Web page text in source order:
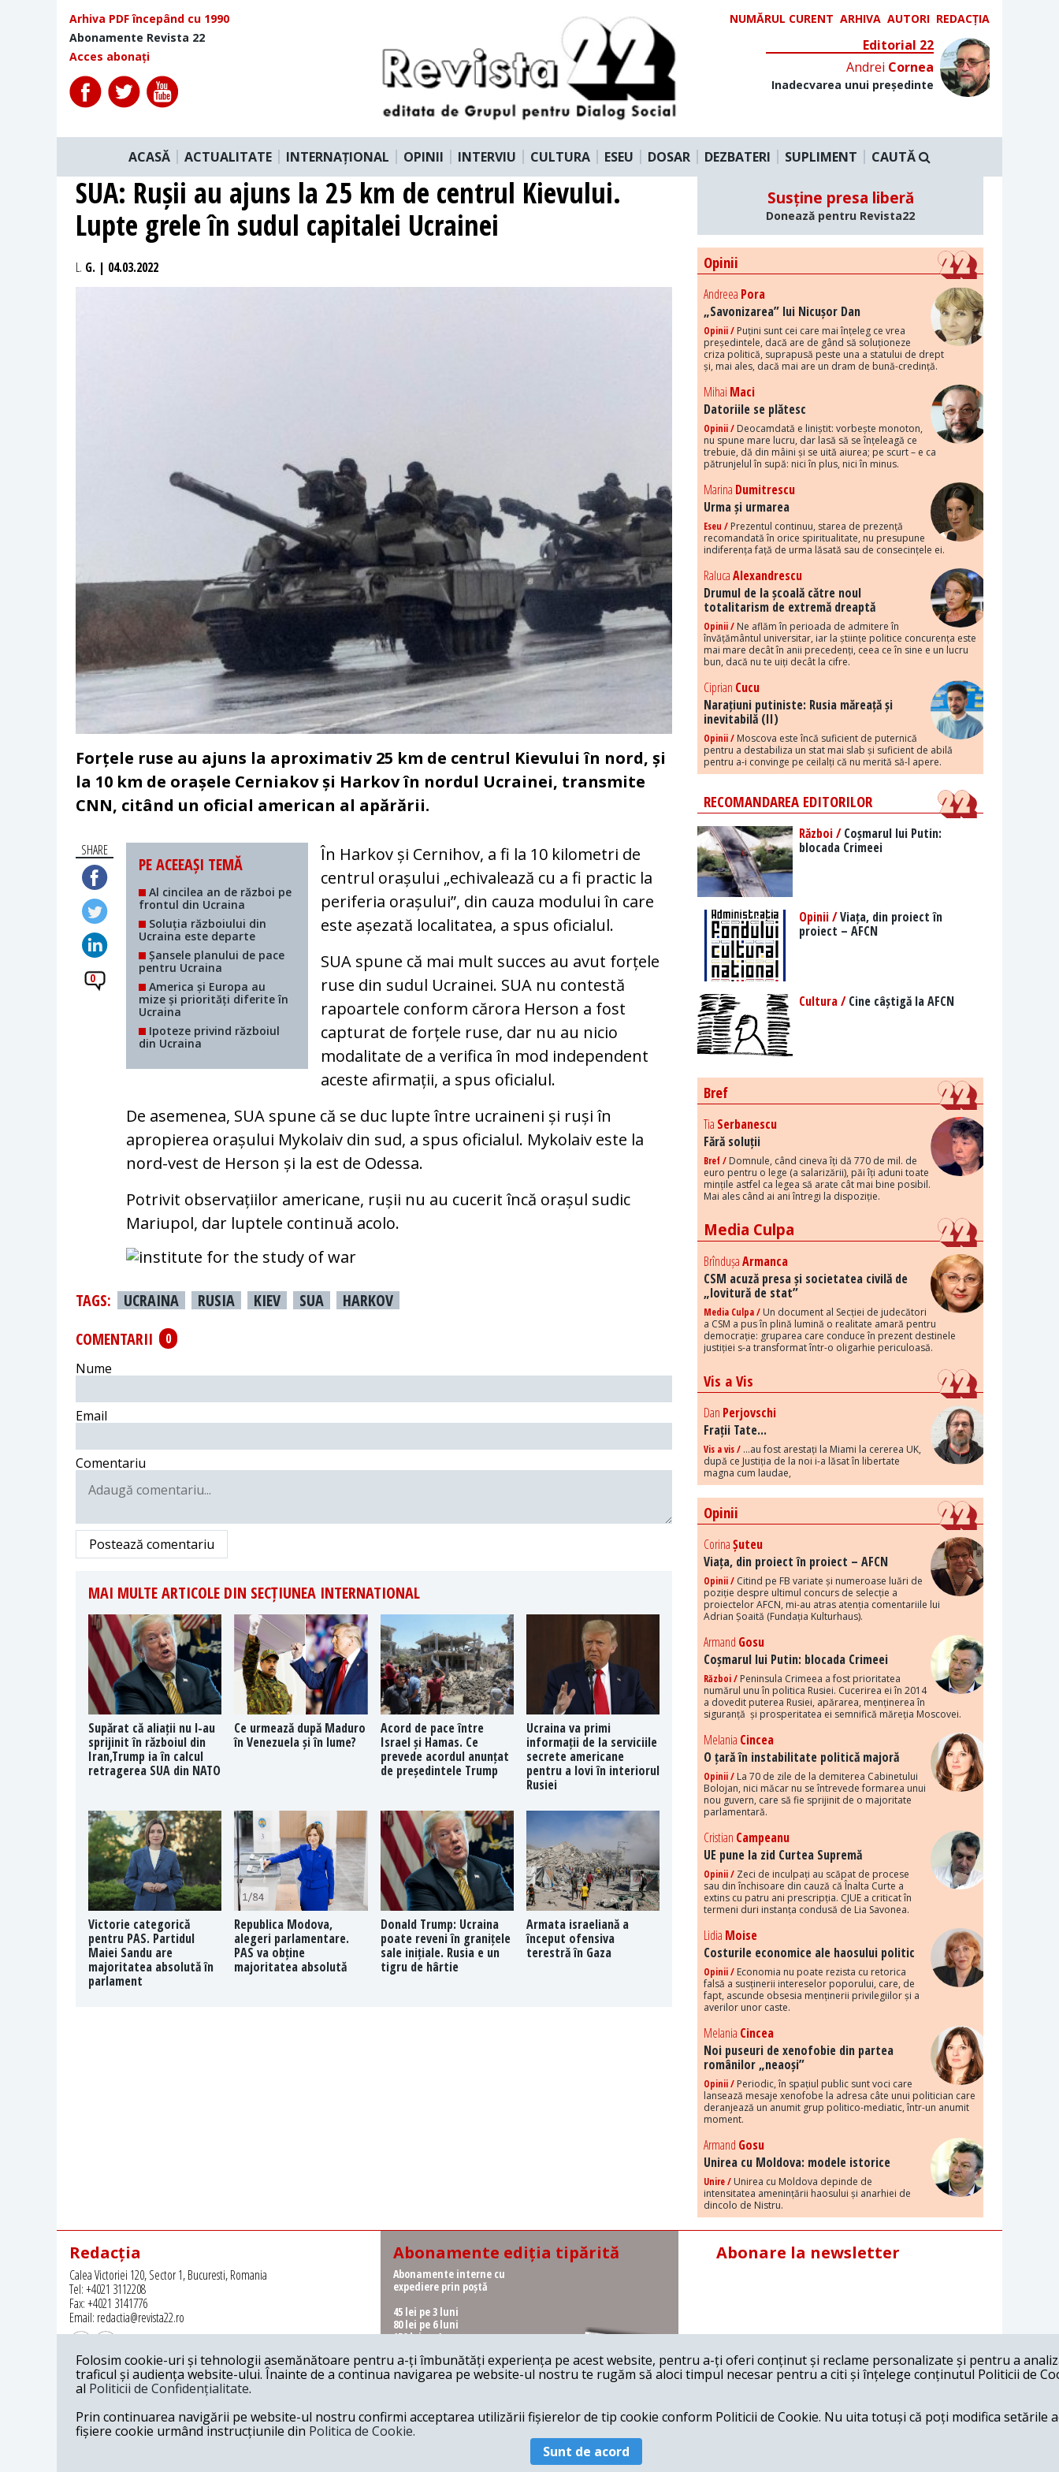
Arhiva PDF începând cu 1990
Abonamente Revista 22
Acces abonați
NUMĂRUL CURENT ARHIVA AUTORI REDACȚIA
Editorial 22
Andrei Cornea
Inadecvarea unui președinte
ACASĂ ACTUALITATE INTERNAȚIONAL OPINII INTERVIU CULTURA ESEU DOSAR DEZBATERI SUPLIMENT CAUTĂ
SUA: Rușii au ajuns la 25 km de centrul Kievului.
Lupte grele în sudul capitalei Ucrainei
L. G. | 04.03.2022
Forțele ruse au ajuns la aproximativ 25 km de centrul Kievului în nord, și
la 10 km de orașele Cerniakov și Harkov în nordul Ucrainei, transmite
CNN, citând un oficial american al apărării.
SHARE
0
PE ACEEAȘI TEMĂ
Al cincilea an de război pe
frontul din Ucraina
Soluția războiului din
Ucraina este departe
Șansele planului de pace
pentru Ucraina
America și Europa au
mize și priorități diferite în
Ucraina
Ipoteze privind războiul
din Ucraina
În Harkov și Cernihov, a fi la 10 kilometri de
centrul orașului „echivalează cu a fi practic la
periferia orașului”, din cauza modului în care
este așezată localitatea, a spus oficialul.
SUA spune că mai mult succes au avut forțele
ruse din sudul Ucrainei. SUA nu contestă
rapoartele conform cărora Herson a fost
capturat de forțele ruse, dar nu au nicio
modalitate de a verifica în mod independent
aceste afirmații, a spus oficialul.
De asemenea, SUA spune că se duc lupte între ucraineni și ruși în
apropierea orașului Mykolaiv din sud, a spus oficialul. Mykolaiv este la
nord-vest de Herson și la est de Odessa.
Potrivit observațiilor americane, rușii nu au cucerit încă orașul sudic
Mariupol, dar luptele continuă acolo.
TAGS: UCRAINA RUSIA KIEV SUA
HARKOV
COMENTARII
0
Nume
Email
Comentariu
Postează comentariu
MAI MULTE ARTICOLE DIN SECȚIUNEA INTERNATIONAL
Supărat că aliații nu l-au
sprijinit în războiul din
Iran,Trump ia în calcul
retragerea SUA din NATO
Ce urmează după Maduro
în Venezuela și în lume?
Acord de pace între
Israel și Hamas. Ce
prevede acordul anunțat
de președintele Trump
Ucraina va primi
informații de la serviciile
secrete americane
pentru a lovi în interiorul
Rusiei
Victorie categorică
pentru PAS. Partidul
Maiei Sandu are
majoritatea absolută în
parlament
Republica Modova,
alegeri parlamentare.
PAS va obține
majoritatea absolută
Donald Trump: Ucraina
poate reveni în granițele
sale inițiale. Rusia e un
tigru de hârtie
Armata israeliană a
început ofensiva
terestră în Gaza
Susține presa liberă
Donează pentru Revista22
Opinii
Andreea Pora
„Savonizarea” lui Nicușor Dan
Opinii / Puțini sunt cei care mai înțeleg ce vrea
președintele, dacă are de gând să soluționeze
criza politică, suprapusă peste una a statului de drept
și, mai ales, dacă mai are un dram de bună-credință.
Mihai Maci
Datoriile se plătesc
Opinii / Deocamdată e liniștit: vorbește monoton,
nu spune mare lucru, dar lasă să se înțeleagă ce
trebuie, dă din mâini și se uită aiurea; pe scurt – e ca
pătrunjelul în supă: nici în plus, nici în minus.
Marina Dumitrescu
Urma și urmarea
Eseu / Prezentul continuu, starea de prezență
recomandată în orice spiritualitate, nu presupune
indiferența față de urma lăsată sau de consecințele ei.
RalucaAlexandrescu
Drumul de la școală către noul
totalitarism de extremă dreaptă
Opinii / Ne aflăm în perioada de admitere în
învățământul universitar, iar la științe politice concurența este
mai mare decât în anii precedenți, ceea ce în sine e un lucru
bun, dacă nu te uiți decât la cifre.
Ciprian Cucu
Narațiuni putiniste: Rusia măreață și
inevitabilă (II)
Opinii / Moscova este încă suficient de puternică
pentru a destabiliza un stat mai slab și suficient de abilă
pentru a-i convinge pe ceilalți că nu merită să-l apere.
RECOMANDAREA EDITORILOR
Război /Coșmarul lui Putin:
blocada Crimeei
Opinii /Viața, din proiect în
proiect – AFCN
Cultura /Cine câștigă la AFCN
Bref
Tia Serbanescu
Fără soluții
Bref / Domnule, când cineva îți dă 770 de mil. de
euro pentru o lege (a salarizării), păi îți aduni toate
mințile astfel ca legea să arate cât mai bine posibil.
Mai ales când ai ani întregi la dispoziție.
Media Culpa
BrîndușaArmanca
CSM acuză presa și societatea civilă de
„lovitură de stat”
Media Culpa / Un document al Secției de judecători
a CSM a pus în plină lumină o realitate amară pentru
democrație: gruparea care conduce în prezent destinele
justiției s-a transformat într-o oligarhie periculoasă.
Vis a Vis
Dan Perjovschi
Frații Tate...
Vis a vis / ...au fost arestați la Miami la cererea UK,
după ce Justiția de la noi i-a lăsat în libertate
magna cum laudae,
Opinii
CorinaȘuteu
Viața, din proiect în proiect – AFCN
Opinii / Citind pe FB variate și numeroase luări de
poziție despre ultimul concurs de selecție a
proiectelor AFCN, mi-au atras atenția comentariile lui
Adrian Șoaită (Fundația Kulturhaus).
Armand Gosu
Coșmarul lui Putin: blocada Crimeei
Război / Peninsula Crimeea a fost prioritatea
numărul unu în politica Rusiei. Cucerirea ei în 2014
a dovedit puterea Rusiei, apărarea, menținerea în
siguranță și prosperitatea ei semnifică măreția Moscovei.
Melania Cincea
O țară în instabilitate politică majoră
Opinii / La 70 de zile de la demiterea Cabinetului
Bolojan, nici măcar nu se întrevede formarea unui
nou guvern, care să fie sprijinit de o majoritate
parlamentară.
Cristian Campeanu
UE pune la zid Curtea Supremă
Opinii / Zeci de inculpați au scăpat de procese
sau din închisoare din cauză că Înalta Curte a
extins cu patru ani prescripția. CJUE a criticat în
termeni duri instanța condusă de Lia Savonea.
Lidia Moise
Costurile economice ale haosului politic
Opinii / Economia nu poate rezista cu retorica
falsă a susținerii intereselor poporului, care, de
fapt, ascunde obsesia menținerii privilegiilor și a
averilor unor caste.
Melania Cincea
Noi puseuri de xenofobie din partea
românilor „neaoși”
Opinii / Periodic, în spațiul public sunt voci care
lansează mesaje xenofobe la adresa câte unui politician care
deranjează un anumit grup politico-mediatic, într-un anumit
moment.
Armand Gosu
Unirea cu Moldova: modele istorice
Unire / Unirea cu Moldova depinde de
intensitatea amenințării haosului și anarhiei de
dincolo de Nistru.
Redacția
Calea Victoriei 120, Sector 1, Bucuresti, Romania
Tel: +4021 3112208
Fax: +4021 3141776
Email: redactia@revista22.ro
Revista 22 este editata de
Abonamente ediția tipărită
Abonamente interne cu
expediere prin poștă
45 lei pe 3 luni
80 lei pe 6 luni
150 lei pe 1 an
Abonamente interne cu
ridicare de la redacție
62 lei pe 6 luni
115 lei pe 1 an
Abonare la newsletter
© 2026 Revista 22
Folosim cookie-uri și tehnologii asemănătoare pentru a-ți îmbunătăți experiența pe acest website, pentru a-ți oferi conținut și reclame personalizate și pentru a
traficul și audiența website-ului. Înainte de a continua navigarea pe website-ul nostru te rugăm să aloci timpul necesar pentru a citi și înțelege conținutul Politicii de
al Politicii de Confidențialitate.
Prin continuarea navigării pe website-ul nostru confirmi acceptarea utilizării fișierelor de tip cookie conform Politicii de Cookie. Nu uita totuși că poți modifica setările
fișiere cookie urmând instrucțiunile din Politica de Cookie.
Sunt de acord